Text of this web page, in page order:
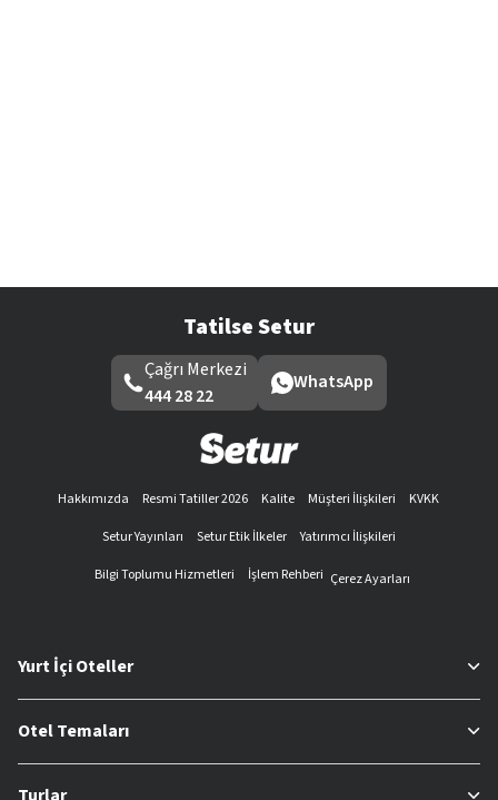
Tatilse Setur
Çağrı Merkezi
444 28 22
WhatsApp
Hakkımızda Resmi Tatiller 2026 Kalite Müşteri İlişkileri
KVKK
Setur Yayınları
Setur Etik İlkeler
Yatırımcı İlişkileri
Bilgi Toplumu Hizmetleri
İşlem Rehberi Çerez Ayarları
Yurt İçi Oteller
Otel Temaları
Turlar